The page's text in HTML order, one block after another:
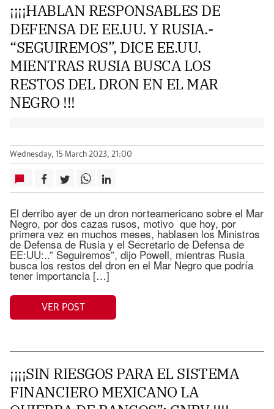
¡¡¡¡HABLAN RESPONSABLES DE
DEFENSA DE EE.UU. Y RUSIA.-
“SEGUIREMOS”, DICE EE.UU.
MIENTRAS RUSIA BUSCA LOS
RESTOS DEL DRON EN EL MAR
NEGRO !!!
Wednesday, 15 March 2023, 21:00
El derribo ayer de un dron norteamericano sobre el Mar
Negro, por dos cazas rusos, motivo que hoy, por
primera vez en muchos meses, hablasen los Ministros
de Defensa de Rusia y el Secretario de Defensa de
EE:UU:..” Seguiremos”, dijo Powell, mientras Rusia
busca los restos del dron en el Mar Negro que podría
tener importancia […]
VER POST
¡¡¡¡SIN RIESGOS PARA EL SISTEMA
FINANCIERO MEXICANO LA